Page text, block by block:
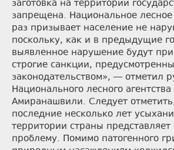
заготовка на территории
запрещена. Национальное
раз призывает население не
поскольку, как и в предыдущие
выявленное нарушение будут
строгие санкции,
законодательством», — отметил
Национального лесного
Амиранашвили. Следует
последние несколько лет
территории страны
проблему. Помимо патогенного